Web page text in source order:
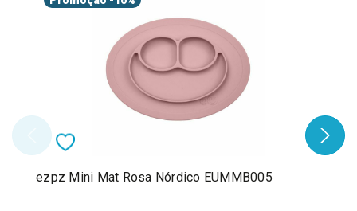
ezpz Mini Mat Rosa Nórdico EUMMB005